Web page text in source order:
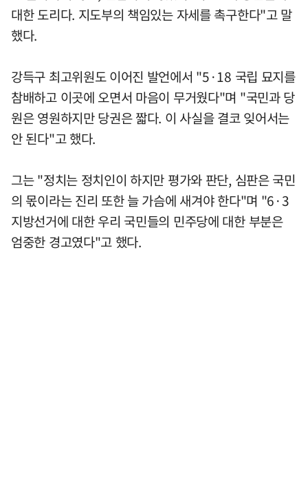
대한 도리다. 지도부의 책임있는 자세를 촉구한다"고 말
했다.
강득구 최고위원도 이어진 발언에서 "5·18 국립 묘지를
참배하고 이곳에 오면서 마음이 무거웠다"며 "국민과 당
원은 영원하지만 당권은 짧다. 이 사실을 결코 잊어서는
안 된다"고 했다.
그는 "정치는 정치인이 하지만 평가와 판단, 심판은 국민
의 몫이라는 진리 또한 늘 가슴에 새겨야 한다"며 "6·3
지방선거에 대한 우리 국민들의 민주당에 대한 부분은
엄중한 경고였다"고 했다.